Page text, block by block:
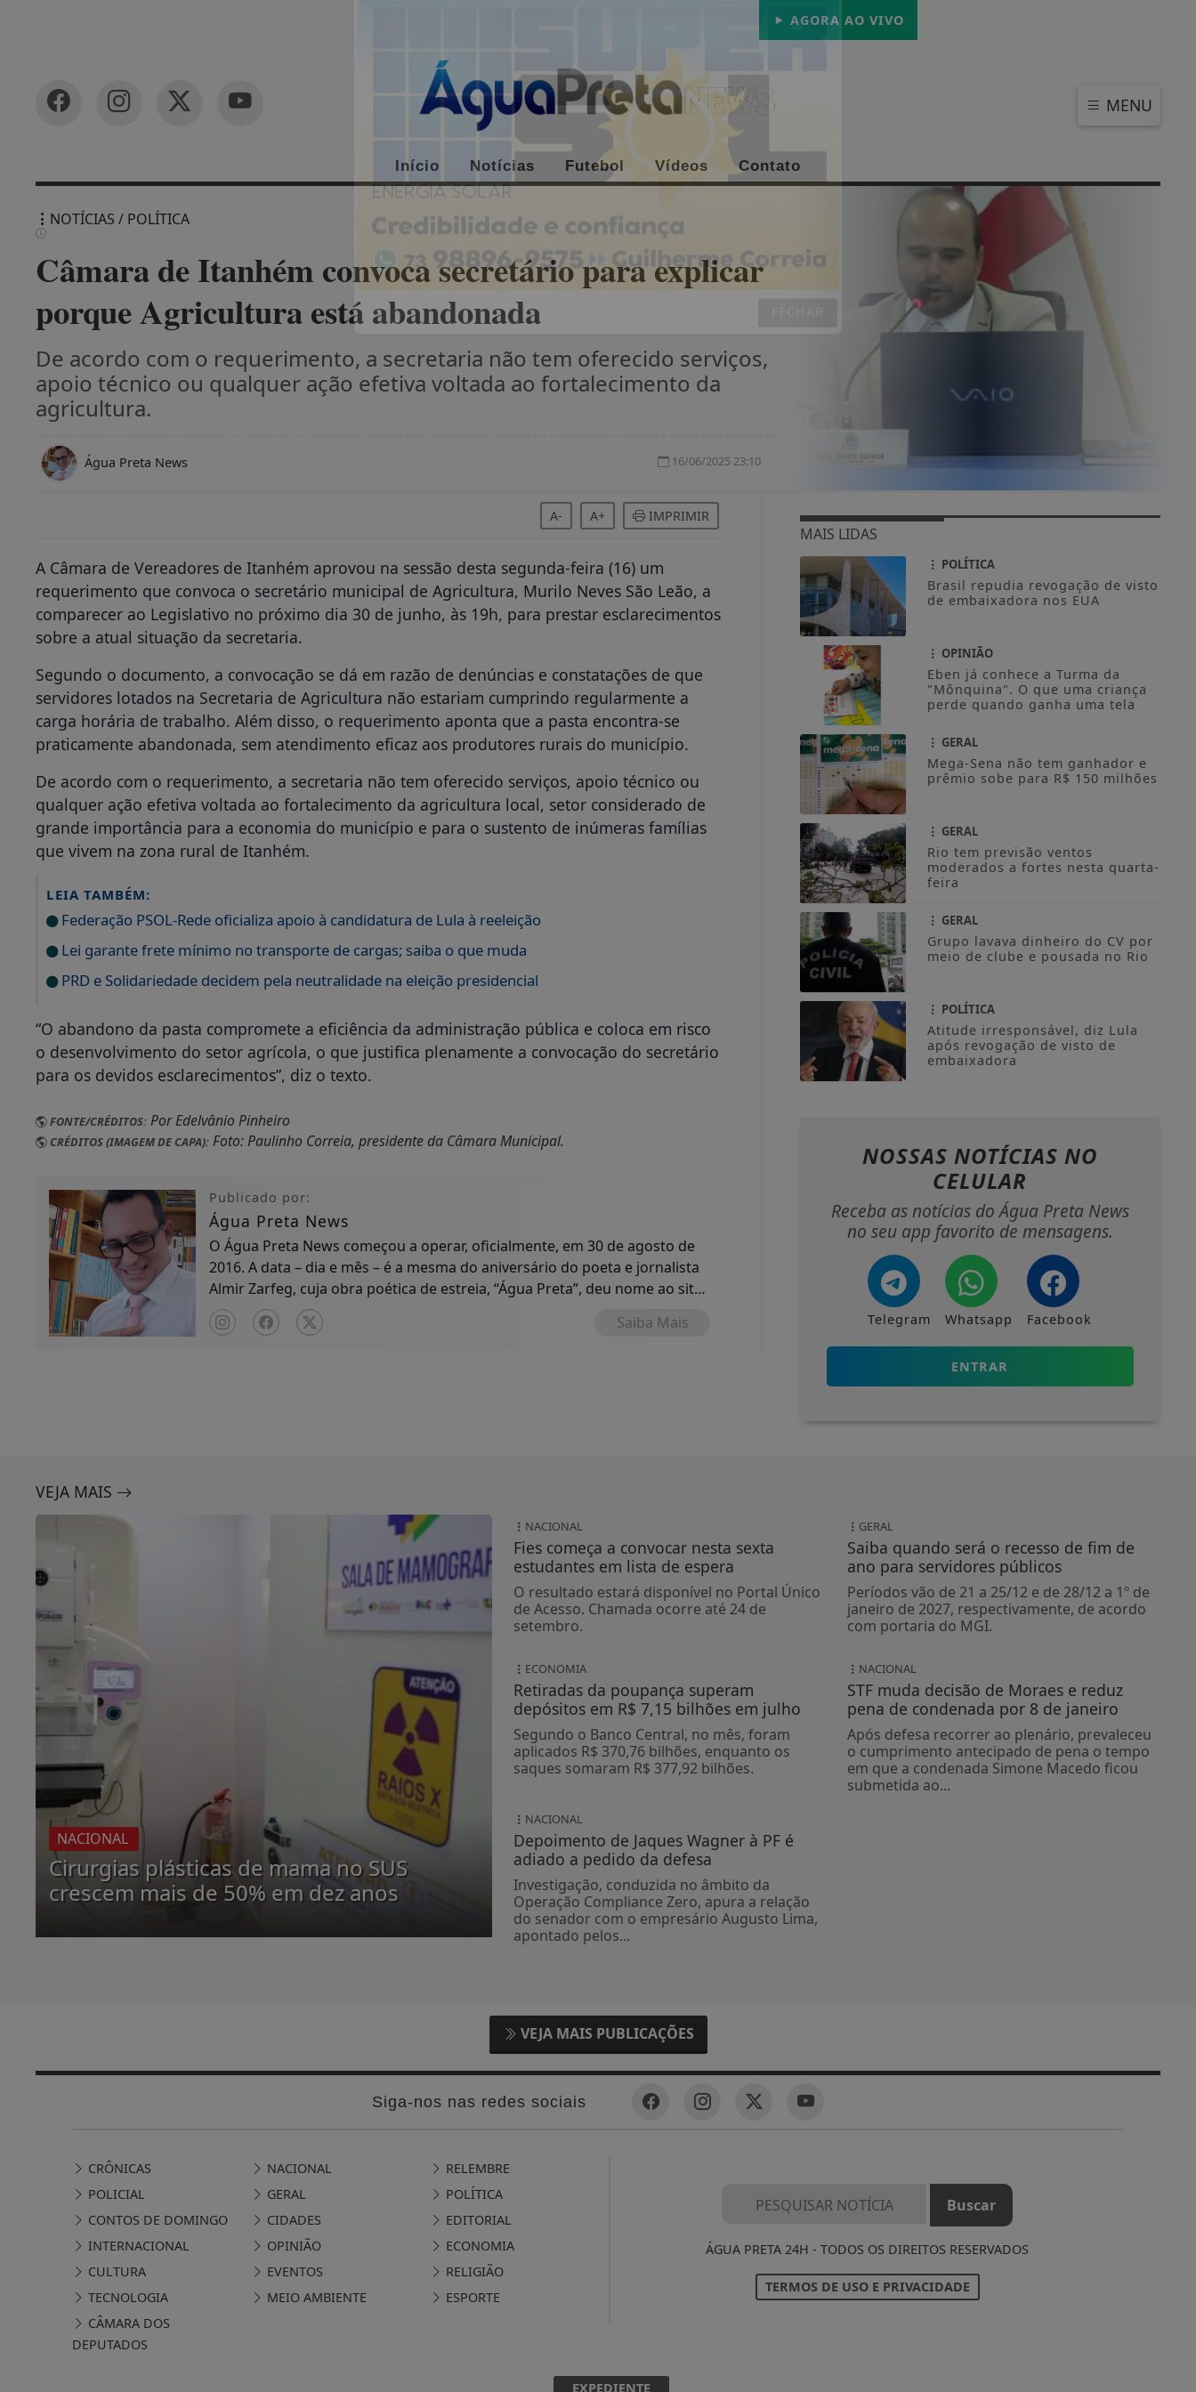
AGORA AO VIVO
MENU
Início Notícias Futebol Vídeos Contato
NOTÍCIAS / POLÍTICA
Câmara de Itanhém convoca secretário para explicar
porque Agricultura está abandonada
De acordo com o requerimento, a secretaria não tem oferecido serviços,
apoio técnico ou qualquer ação efetiva voltada ao fortalecimento da
agricultura.
Água Preta News 16/06/2025 23:10
A- A+ IMPRIMIR
A Câmara de Vereadores de Itanhém aprovou na sessão desta segunda-feira (16) um
requerimento que convoca o secretário municipal de Agricultura, Murilo Neves São Leão, a
comparecer ao Legislativo no próximo dia 30 de junho, às 19h, para prestar esclarecimentos
sobre a atual situação da secretaria.
Segundo o documento, a convocação se dá em razão de denúncias e constatações de que
servidores lotados na Secretaria de Agricultura não estariam cumprindo regularmente a
carga horária de trabalho. Além disso, o requerimento aponta que a pasta encontra-se
praticamente abandonada, sem atendimento eficaz aos produtores rurais do município.
De acordo com o requerimento, a secretaria não tem oferecido serviços, apoio técnico ou
qualquer ação efetiva voltada ao fortalecimento da agricultura local, setor considerado de
grande importância para a economia do município e para o sustento de inúmeras famílias
que vivem na zona rural de Itanhém.
LEIA TAMBÉM:
Federação PSOL-Rede oficializa apoio à candidatura de Lula à reeleição
Lei garante frete mínimo no transporte de cargas; saiba o que muda
PRD e Solidariedade decidem pela neutralidade na eleição presidencial
“O abandono da pasta compromete a eficiência da administração pública e coloca em risco
o desenvolvimento do setor agrícola, o que justifica plenamente a convocação do secretário
para os devidos esclarecimentos”, diz o texto.
FONTE/CRÉDITOS: Por Edelvânio Pinheiro
CRÉDITOS (IMAGEM DE CAPA): Foto: Paulinho Correia, presidente da Câmara Municipal.
Publicado por:
Água Preta News
O Água Preta News começou a operar, oficialmente, em 30 de agosto de
2016. A data – dia e mês – é a mesma do aniversário do poeta e jornalista
Almir Zarfeg, cuja obra poética de estreia, “Água Preta”, deu nome ao site
de notícias e entretenimento.
Saiba Mais
MAIS LIDAS
POLÍTICA
Brasil repudia revogação de visto
de embaixadora nos EUA
OPINIÃO
Eben já conhece a Turma da
"Mônquina". O que uma criança
perde quando ganha uma tela
GERAL
Mega-Sena não tem ganhador e
prêmio sobe para R$ 150 milhões
GERAL
Rio tem previsão ventos
moderados a fortes nesta quarta-
feira
GERAL
Grupo lavava dinheiro do CV por
meio de clube e pousada no Rio
POLÍTICA
Atitude irresponsável, diz Lula
após revogação de visto de
embaixadora
NOSSAS NOTÍCIAS NO
CELULAR
Receba as notícias do Água Preta News
no seu app favorito de mensagens.
Telegram Whatsapp Facebook
ENTRAR
VEJA MAIS
NACIONAL
Cirurgias plásticas de mama no SUS
crescem mais de 50% em dez anos
NACIONAL
Fies começa a convocar nesta sexta
estudantes em lista de espera
O resultado estará disponível no Portal Único
de Acesso. Chamada ocorre até 24 de
setembro.
GERAL
Saiba quando será o recesso de fim de
ano para servidores públicos
Períodos vão de 21 a 25/12 e de 28/12 a 1º de
janeiro de 2027, respectivamente, de acordo
com portaria do MGI.
ECONOMIA
Retiradas da poupança superam
depósitos em R$ 7,15 bilhões em julho
Segundo o Banco Central, no mês, foram
aplicados R$ 370,76 bilhões, enquanto os
saques somaram R$ 377,92 bilhões.
NACIONAL
STF muda decisão de Moraes e reduz
pena de condenada por 8 de janeiro
Após defesa recorrer ao plenário, prevaleceu
o cumprimento antecipado de pena o tempo
em que a condenada Simone Macedo ficou
submetida ao...
NACIONAL
Depoimento de Jaques Wagner à PF é
adiado a pedido da defesa
Investigação, conduzida no âmbito da
Operação Compliance Zero, apura a relação
do senador com o empresário Augusto Lima,
apontado pelos...
VEJA MAIS PUBLICAÇÕES
Siga-nos nas redes sociais
CRÔNICAS NACIONAL
RELEMBRE
POLICIAL
GERAL
POLÍTICA
CONTOS DE DOMINGO
CIDADES
EDITORIAL
INTERNACIONAL
OPINIÃO
ECONOMIA
CULTURA
EVENTOS
RELIGIÃO
TECNOLOGIA
MEIO AMBIENTE
ESPORTE
CÂMARA DOS
DEPUTADOS
ÁGUA PRETA 24H - TODOS OS DIREITOS RESERVADOS
TERMOS DE USO E PRIVACIDADE
EXPEDIENTE